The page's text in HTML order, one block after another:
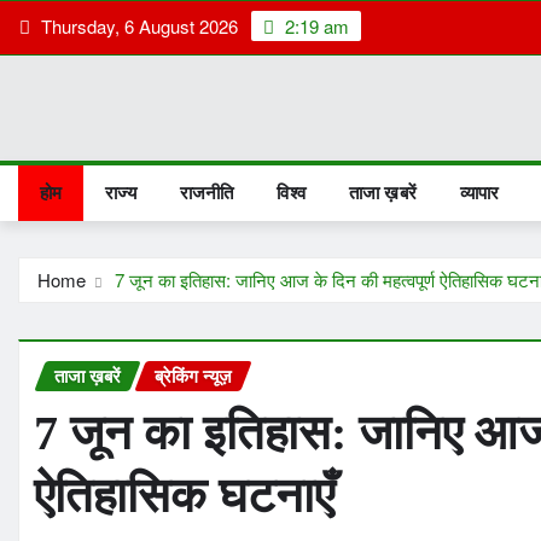
Skip Thursday, 6 August 2026 2:19 am
होम राज्य राजनीति विश्व ताजा ख़बरें व्यापार
Home 7 जून का इतिहास: जानिए आज के दिन की महत्वपूर्ण ऐतिहासिक
ताजा ख़बरें ब्रेकिंग न्यूज़
7 जून का इतिहास: जानिए
ऐतिहासिक घटनाएँ